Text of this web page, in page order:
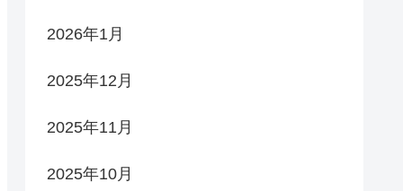
2026年1月
2025年12月
2025年11月
2025年10月